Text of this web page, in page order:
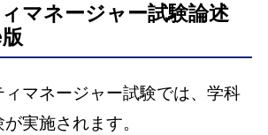
マネージャー試験論述
マネージャー試験では、学科
実施されます。